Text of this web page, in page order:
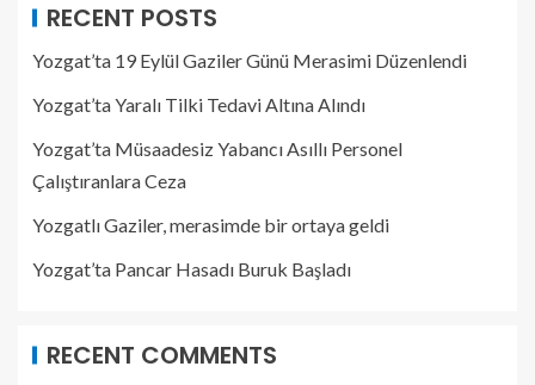
RECENT POSTS
Yozgat’ta 19 Eylül Gaziler Günü Merasimi Düzenlendi
Yozgat’ta Yaralı Tilki Tedavi Altına Alındı
Yozgat’ta Müsaadesiz Yabancı Asıllı Personel
Çalıştıranlara Ceza
Yozgatlı Gaziler, merasimde bir ortaya geldi
Yozgat’ta Pancar Hasadı Buruk Başladı
RECENT COMMENTS